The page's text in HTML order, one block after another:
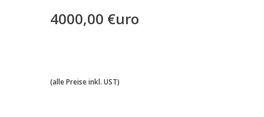
4000,00 €uro
(alle Preise inkl. UST)